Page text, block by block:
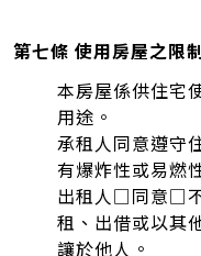
第七條 使用房屋之限
本房屋係供住宅
用途。
承租人同意遵守
有爆炸性或易燃
出租人□同意□
租、出借或以其
讓於他人。